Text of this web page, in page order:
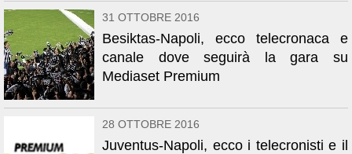
31 OTTOBRE 2016
Besiktas-Napoli, ecco telecronaca e
canale dove seguirà la gara su
Mediaset Premium
28 OTTOBRE 2016
Juventus-Napoli, ecco i telecronisti e il